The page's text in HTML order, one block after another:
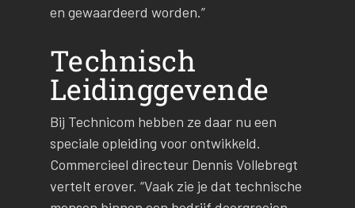
en gewaardeerd worden.”
Technisch
Leidinggevende
Bij Technicom hebben ze daar nu een
speciale opleiding voor ontwikkeld.
Commercieel directeur Dennis Vollebregt
vertelt erover. “Vaak zie je dat technische